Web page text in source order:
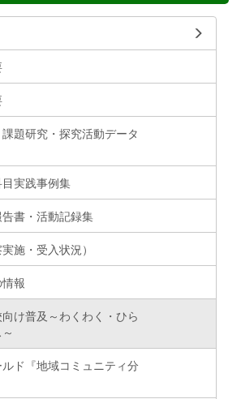
課題研究・探究活動データ
実践事例集
書・活動記録集
施・受入状況）
報
け普及～わくわく・ひら
ド『地域コミュニティ分